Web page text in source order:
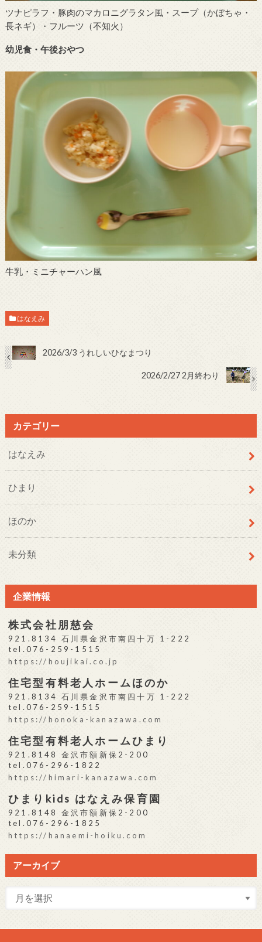
ツナピラフ・豚肉のマカロニグラタン風・スープ（かぼちゃ・
長ネギ）・フルーツ（不知火）
幼児食・午後おやつ
牛乳・ミニチャーハン風
はなえみ
2026/3/3 うれしいひなまつり
2026/2/27 2月終わり
カテゴリー
はなえみ
ひまり
ほのか
未分類
企業情報
株式会社朋慈会
921.8134 石川県金沢市南四十万 1-222
tel.076-259-1515
https://houjikai.co.jp
住宅型有料老人ホームほのか
921.8134 石川県金沢市南四十万 1-222
tel.076-259-1515
https://honoka-kanazawa.com
住宅型有料老人ホームひまり
921.8148 金沢市額新保2-200
tel.076-296-1822
https://himari-kanazawa.com
ひまりkids はなえみ保育園
921.8148 金沢市額新保2-200
tel.076-296-1825
https://hanaemi-hoiku.com
アーカイブ